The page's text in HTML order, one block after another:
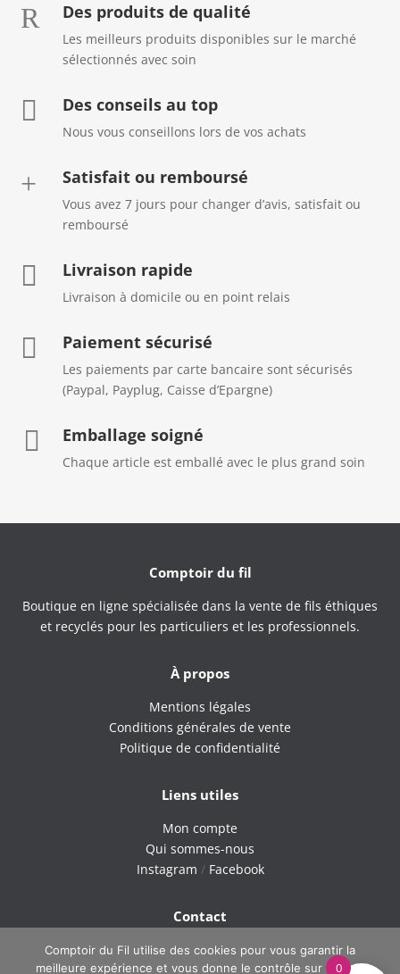
R Des produits de qualité
Les meilleurs produits disponibles sur le marché
sélectionnés avec soin
 Des conseils au top
Nous vous conseillons lors de vos achats
+ Satisfait ou remboursé
Vous avez 7 jours pour changer d’avis, satisfait ou
remboursé
 Livraison rapide
Livraison à domicile ou en point relais
 Paiement sécurisé
Les paiements par carte bancaire sont sécurisés
(Paypal, Payplug, Caisse d’Epargne)
 Emballage soigné
Chaque article est emballé avec le plus grand soin
Comptoir du fil
Boutique en ligne spécialisée dans la vente de fils éthiques
et recyclés pour les particuliers et les professionnels.
À propos
Mentions légales
Conditions générales de vente
Politique de confidentialité
Liens utiles
Mon compte
Qui sommes-nous
Instagram / Facebook
Contact
9H – 18H du lundi au vendredi
Tel : 06 42 40 60 38
0
Comptoir du Fil utilise des cookies pour vous garantir la
meilleure expérience et vous donne le contrôle sur ce que